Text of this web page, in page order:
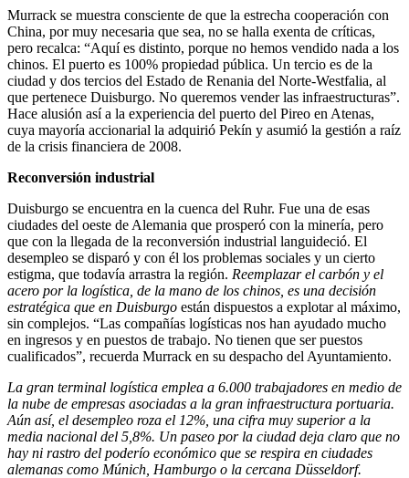
Murrack se muestra consciente de que la estrecha cooperación con
China, por muy necesaria que sea, no se halla exenta de críticas,
pero recalca: “Aquí es distinto, porque no hemos vendido nada a los
chinos. El puerto es 100% propiedad pública. Un tercio es de la
ciudad y dos tercios del Estado de Renania del Norte-Westfalia, al
que pertenece Duisburgo. No queremos vender las infraestructuras”.
Hace alusión así a la experiencia del puerto del Pireo en Atenas,
cuya mayoría accionarial la adquirió Pekín y asumió la gestión a raíz
de la crisis financiera de 2008.
Reconversión industrial
Duisburgo se encuentra en la cuenca del Ruhr. Fue una de esas
ciudades del oeste de Alemania que prosperó con la minería, pero
que con la llegada de la reconversión industrial languideció. El
desempleo se disparó y con él los problemas sociales y un cierto
estigma, que todavía arrastra la región. Reemplazar el carbón y el
acero por la logística, de la mano de los chinos, es una decisión
estratégica que en Duisburgo están dispuestos a explotar al máximo,
sin complejos. “Las compañías logísticas nos han ayudado mucho
en ingresos y en puestos de trabajo. No tienen que ser puestos
cualificados”, recuerda Murrack en su despacho del Ayuntamiento.
La gran terminal logística emplea a 6.000 trabajadores en medio de
la nube de empresas asociadas a la gran infraestructura portuaria.
Aún así, el desempleo roza el 12%, una cifra muy superior a la
media nacional del 5,8%. Un paseo por la ciudad deja claro que no
hay ni rastro del poderío económico que se respira en ciudades
alemanas como Múnich, Hamburgo o la cercana Düsseldorf.